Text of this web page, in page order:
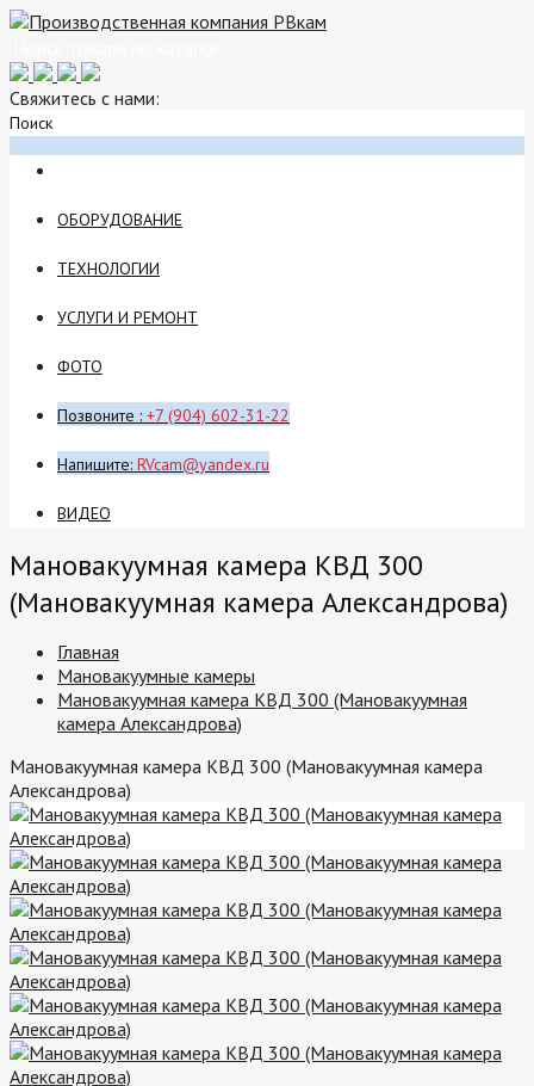
Свяжитесь с нами:
Поиск
ОБОРУДОВАНИЕ
ТЕХНОЛОГИИ
УСЛУГИ И РЕМОНТ
ФОТО
Позвоните : +7 (904) 602-31-22
Напишите: RVcam@yandex.ru
ВИДЕО
Мановакуумная камера КВД 300
(Мановакуумная камера Александрова)
Главная
Мановакуумные камеры
Мановакуумная камера КВД 300 (Мановакуумная
камера Александрова)
Мановакуумная камера КВД 300 (Мановакуумная камера
Александрова)